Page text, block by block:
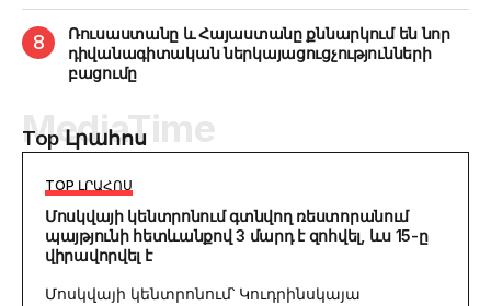
Ռուսաստանը և Հայաստանը քննարկում են նոր
դիվանագիտական ներկայացուցչությունների
բացումը
Top Լրահոս
TOP ԼՐԱՀՈՍ
Մոսկվայի կենտրոնում գտնվող ռեստորանում
պայթյունի հետևանքով 3 մարդ է զոհվել, ևս 15-ը
վիրավորվել է
Մոսկվայի կենտրոնում՝ Կուդրինսկայա